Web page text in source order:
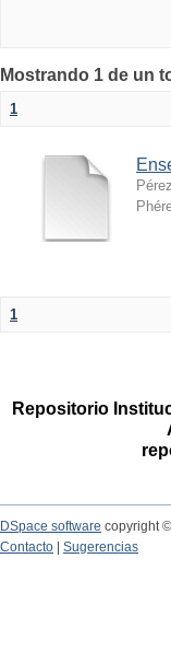
Mostrando 1 de un
1
1
Repositorio
DSpace software copyright
Contacto
Sugerencias